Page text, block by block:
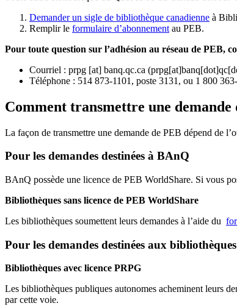
Demander un sigle de bibliothèque canadienne à
Remplir le formulaire d’abonnement au PEB.
Pour toute question sur l’adhésion au réseau de PEB,
Courriel : prpg [at] banq.qc.ca (
Téléphone : 514 873-1101, poste 3131, ou 1 800
Comment transmettre une demande
La façon de transmettre une demande de PEB dépend de
Pour les demandes destinées à BAnQ
BAnQ possède une licence de PEB WorldShare. Si vous
Bibliothèques sans licence de PEB WorldShare
Les bibliothèques soumettent leurs demandes à l’aide du
Pour les demandes destinées aux
Bibliothèques avec licence PRPG
Les bibliothèques publiques autonomes acheminent leurs
par cette voie.